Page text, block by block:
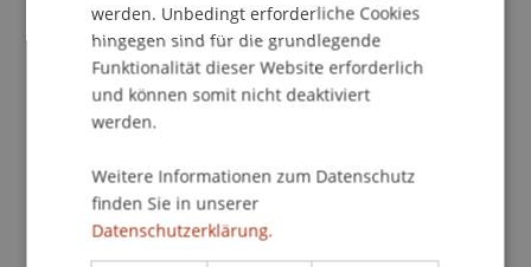
Im Rahmen eines dreiteiligen Seminars wird in
gemeinsamer Arbeit die Umsetzung bestehender
gesetzlicher Grundlagen anhand von Beispielen
aus der Praxis erarbeitet und die Sensibilisierung
Die theoretisch erworbenen Kenntnisse sollen in
die praktische Anwendung umgesetzt werden
können.
werden. Unbedingt erforderliche Cookies
hingegen sind für die grundlegende
Funktionalität dieser Website erforderlich
und können somit nicht deaktiviert
werden.
Weitere Informationen zum Datenschutz
finden Sie in unserer
Datenschutzerklärung.